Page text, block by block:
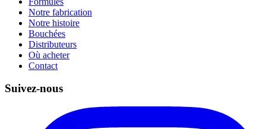
Notre fabrication
Notre histoire
Bouchées
Distributeurs
Où acheter
Contact
Suivez-nous